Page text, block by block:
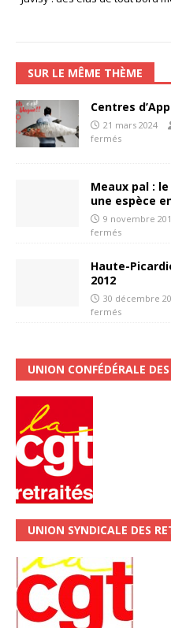
SUR LE MÊME THÈME
Centres
21 mars 2024
fermés
Meaux pal :
une espèce
9 novembre
fermés
Haute-
2012
30 décembre
fermés
UNION CONFÉDÉRALE
UNION SYNDICALE DES